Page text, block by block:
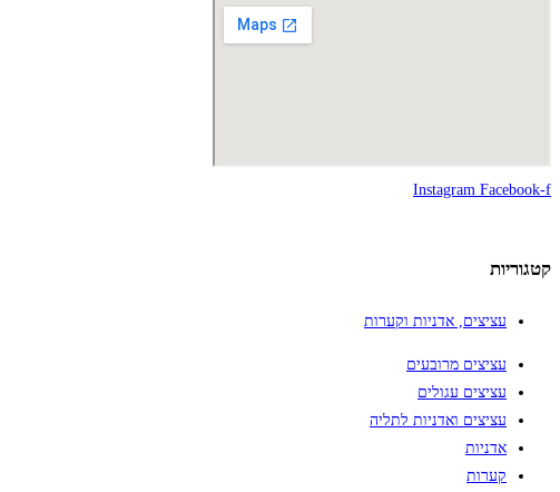
Instagram Facebook-f
קטגוריות
עציצים, אדניות וקערות
עציצים מרובעים
עציצים עגולים
עציצים ואדניות לתליה
אדניות
קערות